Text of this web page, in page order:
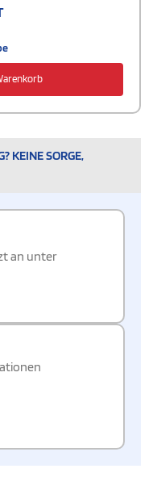
KEINE SORGE,
an unter